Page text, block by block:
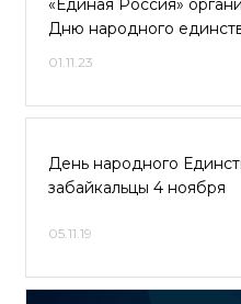
«Единая Россия»
Дню народного
01.11.23
День народного
забайкальцы 4 ноября
05.11.19